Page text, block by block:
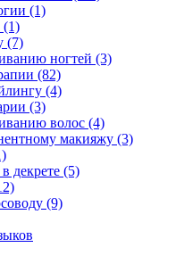
(1)
(1)
(7)
ногтей (3)
(82)
(4)
(3)
волос (4)
макияжу (3)
декрете (5)
(9)